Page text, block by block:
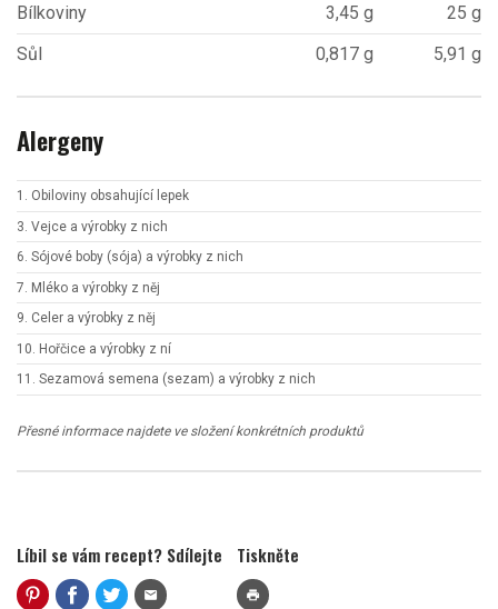
Bílkoviny 3,45 g
25 g
Sůl
0,817 g 5,91 g
Alergeny
1. Obiloviny obsahující lepek
3. Vejce a výrobky z nich
6. Sójové boby (sója) a výrobky z nich
7. Mléko a výrobky z něj
9. Celer a výrobky z něj
10. Hořčice a výrobky z ní
11. Sezamová semena (sezam) a výrobky z nich
Přesné informace najdete ve složení konkrétních produktů
Líbil se vám recept? Sdílejte
mail
Tiskněte
print